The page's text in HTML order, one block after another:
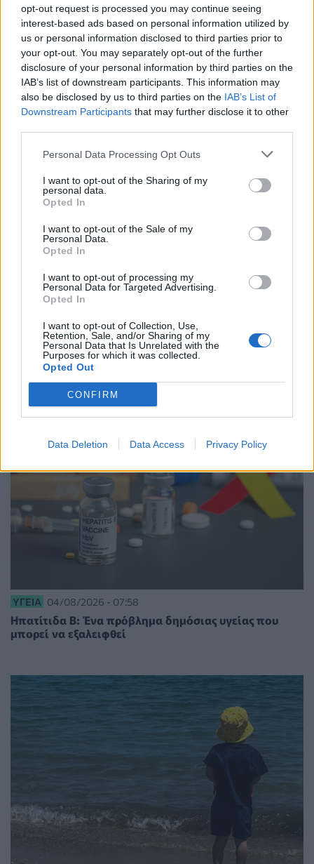
opt-out request is processed you may continue seeing
interest-based ads based on personal information utilized by
us or personal information disclosed to third parties prior to
your opt-out. You may separately opt-out of the further
disclosure of your personal information by third parties on the
IAB’s list of downstream participants. This information may
also be disclosed by us to third parties on the IAB’s List of
Downstream Participants that may further disclose it to other
Personal Data Processing Opt Outs
I want to opt-out of the Sharing of my
personal data.
Opted In
I want to opt-out of the Sale of my
Personal Data.
Opted In
I want to opt-out of processing my
Personal Data for Targeted Advertising.
Opted In
I want to opt-out of Collection, Use,
Retention, Sale, and/or Sharing of my
Personal Data that Is Unrelated with the
Purposes for which it was collected.
Opted Out
CONFIRM
Data Deletion Data Access Privacy Policy
ΥΓΕΊΑ 07/08/2026 - 11:57
Βασιλακόπουλος για ιό Δυτικού Νείλου: Στο
«κόκκινο» η Αττική – Τι πρέπει να προσέχουν οι
παραθεριστές
06/08/2026 - 21:22
ΕΟΔΥ: Σε ύφεση κορονοϊός, γρίπη και RSV με μόλις
επτά νέες εισαγωγές για κάθε ιό
ΥΓΕΊΑ 04/08/2026 - 07:58
Ηπατίτιδα Β: Ένα πρόβλημα δημόσιας υγείας που
μπορεί να εξαλειφθεί